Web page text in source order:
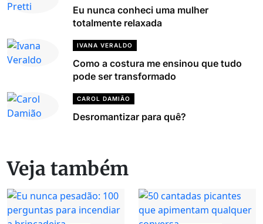
Eu nunca conheci uma mulher
totalmente relaxada
IVANA VERALDO
Como a costura me ensinou que tudo
pode ser transformado
CAROL DAMIÃO
Desromantizar para quê?
Veja também